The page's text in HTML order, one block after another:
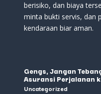
berisiko, dan biaya
minta bukti servis, dan
kendaraan biar aman.
Gengs, Jangan
Asuransi Perjalanan
Uncategorized